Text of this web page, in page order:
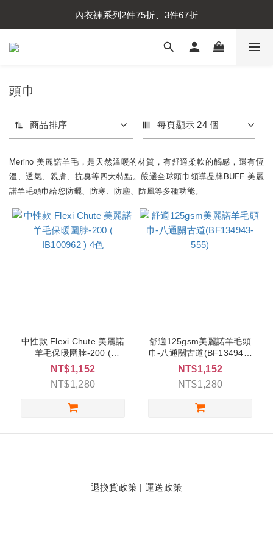
內衣褲系列2件75折、3件67折
內衣褲系列2件75折、3件67折
襪子系列2件75折、3件67折
頭巾
商品排序 每頁顯示 24 個
Merino 美麗諾羊毛，是天然溫暖的材質，有舒適柔軟的觸感，還有恆
溫、透氣、親膚、抗臭等四大特點。嚴選全球頭巾領導品牌BUFF-美麗
諾羊毛頭巾給您防曬、防寒、防塵、防風等多種功能。
中性款 Flexi Chute 美麗諾
羊毛保暖圍脖-200 (
IB100962 ) 4色
NT$1,152
NT$1,280
舒適125gsm美麗諾羊毛頭
巾-八通關古道(BF134943-
555)
NT$1,152
NT$1,280
退換貨政策 |運送政策